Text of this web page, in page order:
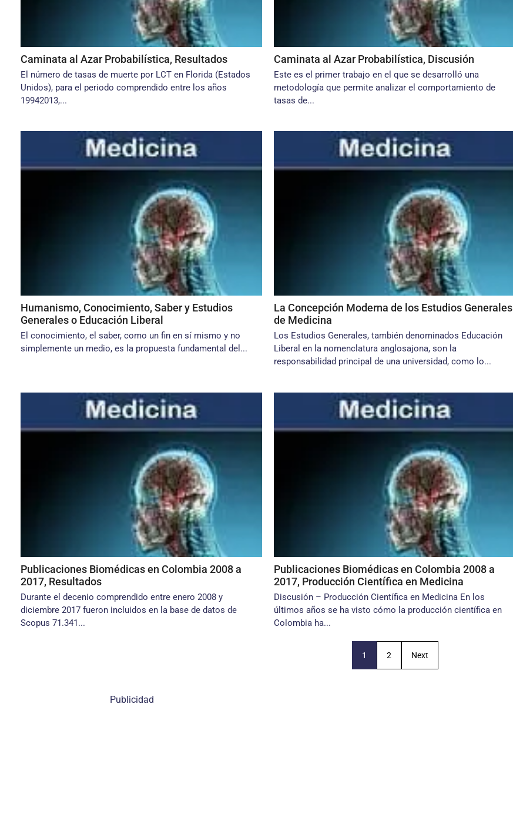
Caminata al Azar Probabilística, Resultados
El número de tasas de muerte por LCT en Florida (Estados
Unidos), para el periodo comprendido entre los años
19942013,...
Caminata al Azar Probabilística, Discusión
Este es el primer trabajo en el que se desarrolló una
metodología que permite analizar el comportamiento de
tasas de...
Humanismo, Conocimiento, Saber y Estudios
Generales o Educación Liberal
El conocimiento, el saber, como un fin en sí mismo y no
simplemente un medio, es la propuesta funda­mental del...
La Concepción Moderna de los Estudios Generales
de Medicina
Los Estudios Generales, también denominados Edu­cación
Liberal en la nomenclatura anglosajona, son la
responsabilidad principal de una universidad, como lo...
Publicaciones Biomédicas en Colombia 2008 a
2017, Resultados
Durante el decenio comprendido entre enero 2008 y
diciembre 2017 fueron incluidos en la base de datos de
Scopus 71.341...
Publicaciones Biomédicas en Colombia 2008 a
2017, Producción Científica en Medicina
Discusión – Producción Científica en Medicina En los
últimos años se ha visto cómo la producción científica en
Colombia ha...
1 2 Next
Publicidad